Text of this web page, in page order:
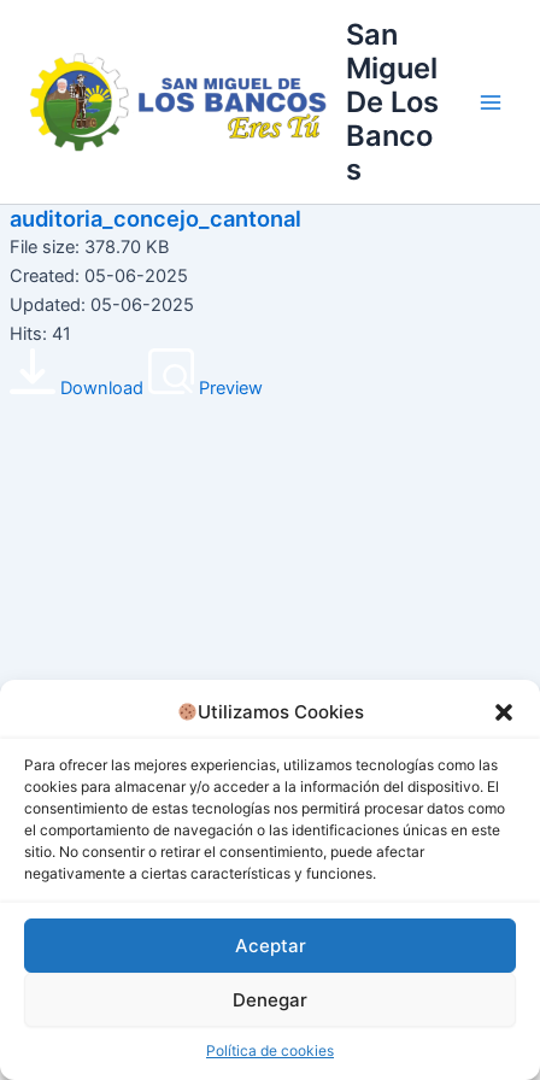
Utilizamos Cookies
Para ofrecer las mejores experiencias, utilizamos tecnologías como las
cookies para almacenar y/o acceder a la información del dispositivo. El
consentimiento de estas tecnologías nos permitirá procesar datos como
el comportamiento de navegación o las identificaciones únicas en este
sitio. No consentir o retirar el consentimiento, puede afectar
negativamente a ciertas características y funciones.
Aceptar
Denegar
Política de cookies
contenido
San
Miguel
De Los
Banco
s
auditoria_concejo_cantonal
File size: 378.70 KB
Created: 05-06-2025
Updated: 05-06-2025
Hits: 41
Download Preview
Todos los derechos © 2026 San Miguel De Los Bancos |